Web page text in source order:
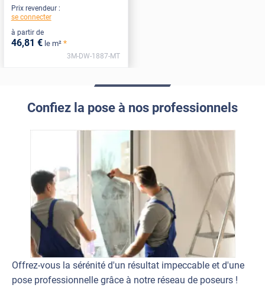
Prix revendeur :
se connecter
à partir de
46,81 € le m² *
3M-DW-1887-MT
Confiez la pose à nos professionnels
Offrez-vous la sérénité d'un résultat impeccable et d'une
pose professionnelle grâce à notre réseau de poseurs !